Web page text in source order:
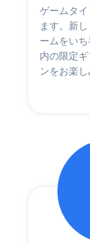
ゲームタ
ます。新
ームをい
内の限定
ンをお楽し